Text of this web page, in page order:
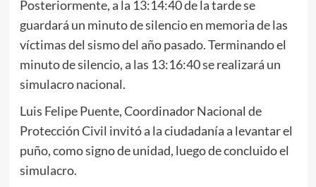
Posteriormente, a la 13:14:40 de la tarde se
guardará un minuto de silencio en memoria de las
víctimas del sismo del año pasado. Terminando el
minuto de silencio, a las 13:16:40 se realizará un
simulacro nacional.
Luis Felipe Puente, Coordinador Nacional de
Protección Civil invitó a la ciudadanía a levantar el
puño, como signo de unidad, luego de concluido el
simulacro.